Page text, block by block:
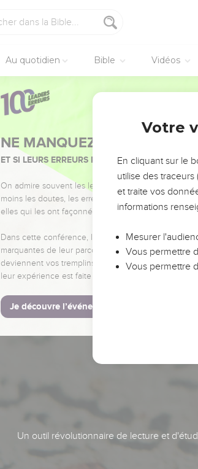
Au quotidien Bible Vidéos
NE MANQUEZ PAS
ET SI LEURS ERREURS POUVAIENT VOUS
On admire souvent les leaders pour leurs réussites,
moins les doutes, les erreurs et les saisons difficiles
elles qui les ont façonnés.
Dans cette conférence, leaders, entrepreneurs, et
marquantes de leur parcours et les clés pour
deviennent vos tremplins. Que vous guidiez un
leur expérience est faite pour vous.
Je découvre l’événement
Un outil révolutionnaire de lecture et
Votre
En cliquant sur le
utilise des
et traite vos
informations
Mesurer
Vous permettre
Vous permettre